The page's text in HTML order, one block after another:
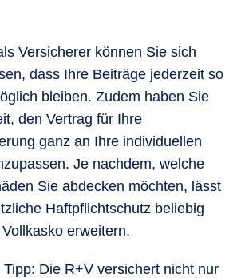
Versicherer können Sie sich
dass Ihre Beiträge jederzeit so
bleiben. Zudem haben Sie
den Vertrag für Ihre
ganz an Ihre individuellen
Je nachdem, welche
Sie abdecken möchten, lässt
Haftpflichtschutz beliebig
erweitern.
Die R+V versichert nicht nur